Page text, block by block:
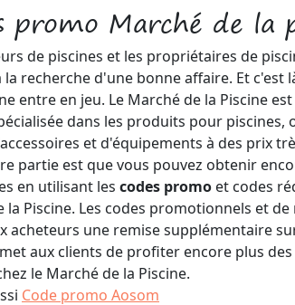
promo Marché de la
de piscines et les propriétaires de
recherche d'une bonne affaire. Et c'est
entre en jeu. Le Marché de la Piscine
dans les produits pour piscines,
et d'équipements à des prix
partie est que vous pouvez obtenir
en utilisant les codes promo et codes
la Piscine. Les codes promotionnels et
acheteurs une remise supplémentaire
aux clients de profiter encore plus des
le Marché de la Piscine.
Code promo Aosom